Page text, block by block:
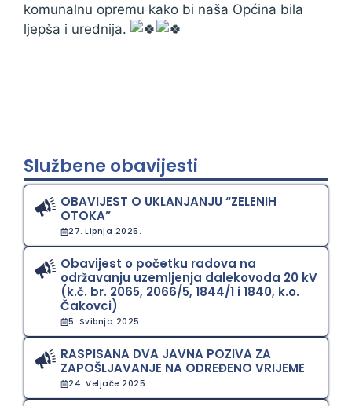
komunalnu opremu kako bi naša Općina bila
ljepša i urednija.
Službene obavijesti
OBAVIJEST O UKLANJANJU “ZELENIH
OTOKA”
27. Lipnja 2025.
Obavijest o početku radova na
održavanju uzemljenja dalekovoda 20 kV
(k.č. br. 2065, 2066/5, 1844/1 i 1840, k.o.
Čakovci)
5. Svibnja 2025.
RASPISANA DVA JAVNA POZIVA ZA
ZAPOŠLJAVANJE NA ODREĐENO VRIJEME
24. Veljače 2025.